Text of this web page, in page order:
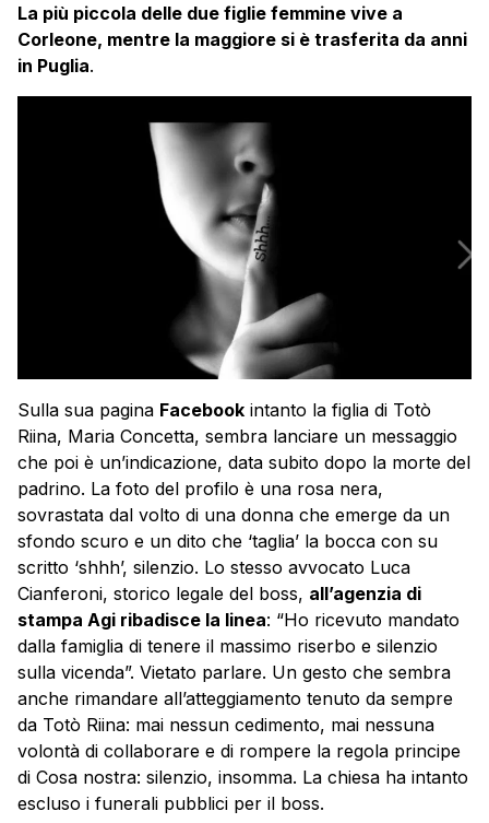
La più piccola delle due figlie femmine vive a
Corleone, mentre la maggiore si è trasferita da anni
in Puglia.
Sulla sua pagina Facebook intanto la figlia di Totò
Riina, Maria Concetta, sembra lanciare un messaggio
che poi è un’indicazione, data subito dopo la morte del
padrino. La foto del profilo è una rosa nera,
sovrastata dal volto di una donna che emerge da un
sfondo scuro e un dito che ‘taglia’ la bocca con su
scritto ‘shhh’, silenzio. Lo stesso avvocato Luca
Cianferoni, storico legale del boss, all’agenzia di
stampa Agi ribadisce la linea: “Ho ricevuto mandato
dalla famiglia di tenere il massimo riserbo e silenzio
sulla vicenda”. Vietato parlare. Un gesto che sembra
anche rimandare all’atteggiamento tenuto da sempre
da Totò Riina: mai nessun cedimento, mai nessuna
volontà di collaborare e di rompere la regola principe
di Cosa nostra: silenzio, insomma. La chiesa ha intanto
escluso i funerali pubblici per il boss.